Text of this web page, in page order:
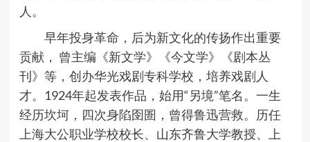
人。
早年投身革命，后为新文化的传扬作出重要
贡献， 曾主编《新文学》《今文学》《剧本丛
刊》等，创办华光戏剧专科学校，培养戏剧人
才。1924年起发表作品，始用“另境”笔名。一生
经历坎坷，四次身陷囹圄，曾得鲁迅营救。历任
上海大公职业学校校长、山东齐鲁大学教授、上